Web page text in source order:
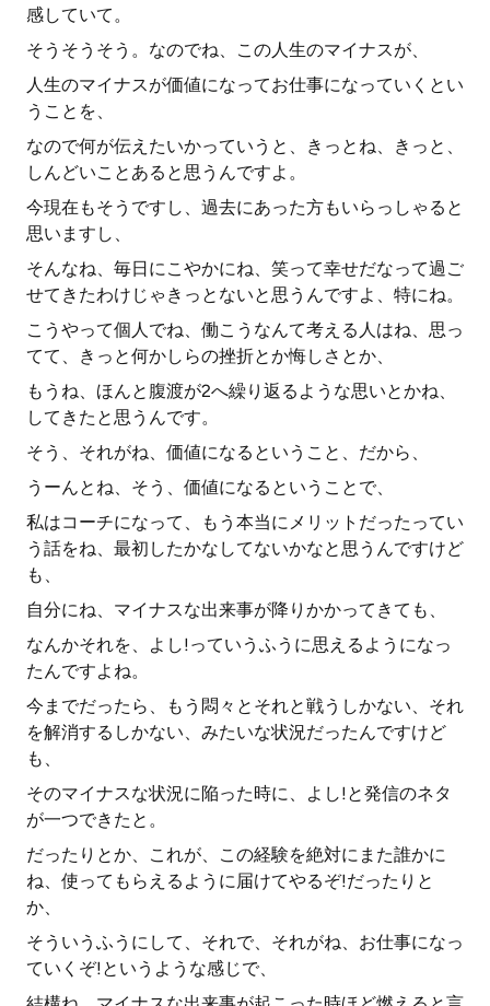
感していて。
そうそうそう。なのでね、この人生のマイナスが、
人生のマイナスが価値になってお仕事になっていくとい
うことを、
なので何が伝えたいかっていうと、きっとね、きっと、
しんどいことあると思うんですよ。
今現在もそうですし、過去にあった方もいらっしゃると
思いますし、
そんなね、毎日にこやかにね、笑って幸せだなって過ご
せてきたわけじゃきっとないと思うんですよ、特にね。
こうやって個人でね、働こうなんて考える人はね、思っ
てて、きっと何かしらの挫折とか悔しさとか、
もうね、ほんと腹渡が2へ繰り返るような思いとかね、
してきたと思うんです。
そう、それがね、価値になるということ、だから、
うーんとね、そう、価値になるということで、
私はコーチになって、もう本当にメリットだったってい
う話をね、最初したかなしてないかなと思うんですけど
も、
自分にね、マイナスな出来事が降りかかってきても、
なんかそれを、よし!っていうふうに思えるようになっ
たんですよね。
今までだったら、もう悶々とそれと戦うしかない、それ
を解消するしかない、みたいな状況だったんですけど
も、
そのマイナスな状況に陥った時に、よし!と発信のネタ
が一つできたと。
だったりとか、これが、この経験を絶対にまた誰かに
ね、使ってもらえるように届けてやるぞ!だったりと
か、
そういうふうにして、それで、それがね、お仕事になっ
ていくぞ!というような感じで、